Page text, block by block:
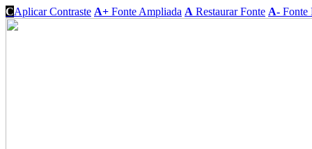
CAplicar Contraste A+ Fonte Ampliada A Restaurar Fonte A- Fonte